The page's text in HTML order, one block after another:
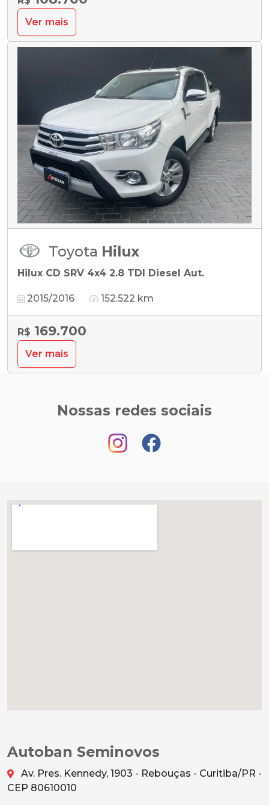
Ver mais
Toyota Hilux
Hilux CD SRV 4x4 2.8 TDI Diesel Aut.
2015/2016 152.522 km
R$ 169.700
Ver mais
Nossas redes sociais
Autoban Seminovos
Av. Pres. Kennedy, 1903 - Rebouças - Curitiba/PR -
CEP 80610010